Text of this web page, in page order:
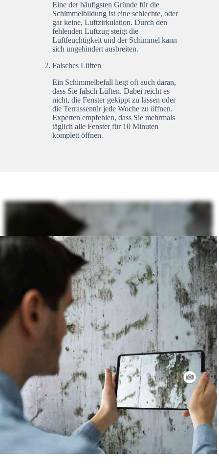
Eine der häufigsten Gründe für die
Schimmelbildung ist eine schlechte, oder
gar keine, Luftzirkulation. Durch den
fehlenden Luftzug steigt die
Luftfeuchtigkeit und der Schimmel kann
sich ungehindert ausbreiten.
Falsches Lüften
Ein Schimmelbefall liegt oft auch daran,
dass Sie falsch Lüften. Dabei reicht es
nicht, die Fenster gekippt zu lassen oder
die Terrassentür jede Woche zu öffnen.
Experten empfehlen, dass Sie mehrmals
täglich alle Fenster für 10 Minuten
komplett öffnen.